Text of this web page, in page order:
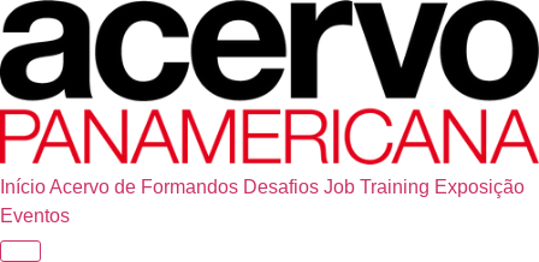
InícioAcervo de Formandos Desafios Job Training Exposição
Eventos